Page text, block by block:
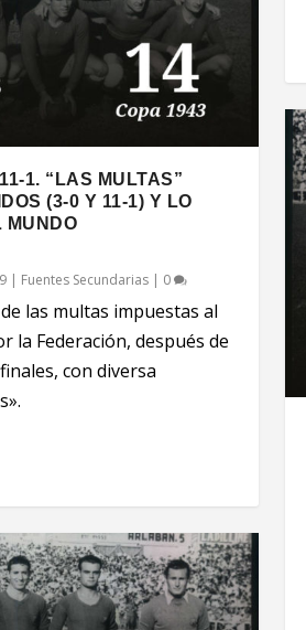
1. “LAS MULTAS”
(3-0 Y 11-1) Y LO
MUNDO
| Fuentes Secundarias | 0
las multas impuestas al
la Federación, después de
con diversa